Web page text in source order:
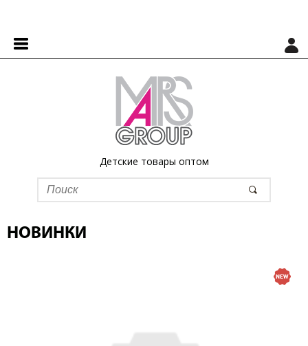
Детские товары оптом
НОВИНКИ